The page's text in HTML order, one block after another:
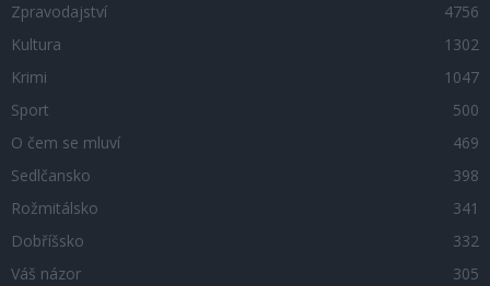
Zpravodajství
4756
Kultura
1302
Krimi
1047
Sport
500
O čem se mluví
469
Sedlčansko
398
Rožmitálsko
341
Dobříšsko
332
Váš názor
305